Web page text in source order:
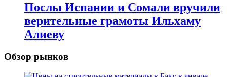
Послы Испании и Сомали вручили
верительные грамоты Ильхаму
Алиеву
Обзор рынков